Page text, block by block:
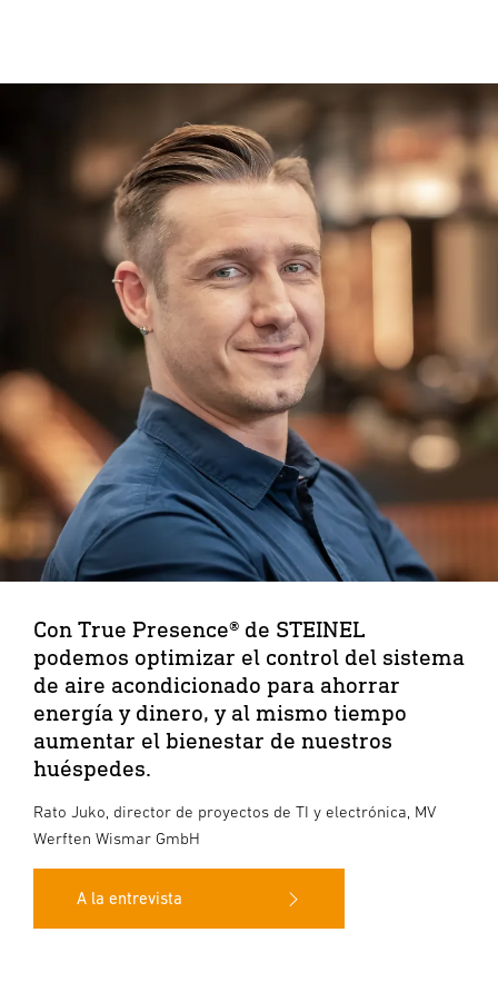
Con True Presence® de STEINEL
podemos optimizar el control del sistema
de aire acondicionado para ahorrar
energía y dinero, y al mismo tiempo
aumentar el bienestar de nuestros
huéspedes.
Rato Juko, director de proyectos de TI y electrónica, MV
Werften Wismar GmbH
A la entrevista